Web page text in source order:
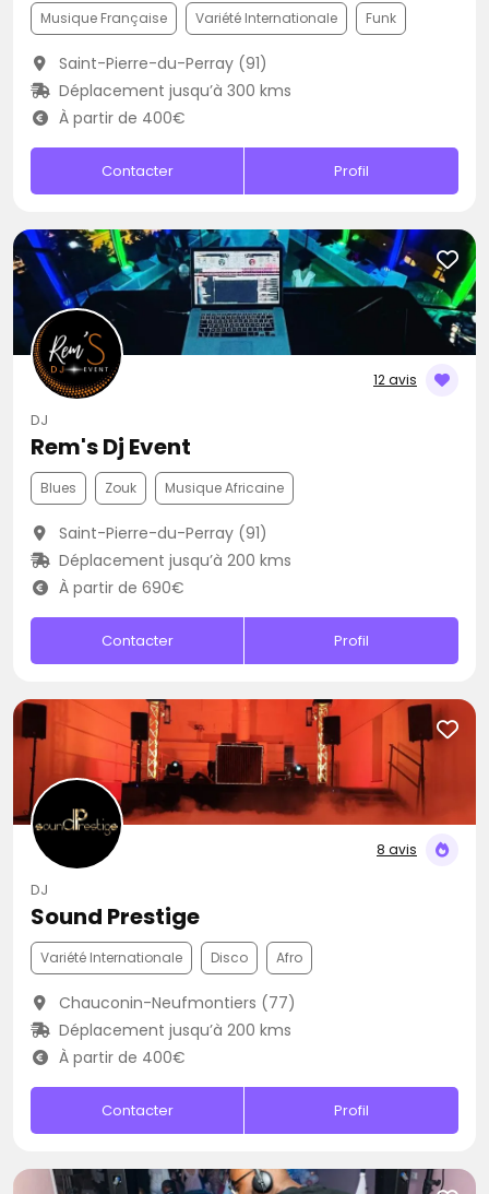
Musique Française Variété Internationale Funk
Saint-Pierre-du-Perray (91)
Déplacement jusqu’à 300 kms
À partir de 400€
Contacter Profil
12 avis
DJ
Rem's Dj Event
Blues Zouk Musique Africaine
Saint-Pierre-du-Perray (91)
Déplacement jusqu’à 200 kms
À partir de 690€
Contacter Profil
8 avis
DJ
Sound Prestige
Variété Internationale Disco Afro
Chauconin-Neufmontiers (77)
Déplacement jusqu’à 200 kms
À partir de 400€
Contacter Profil